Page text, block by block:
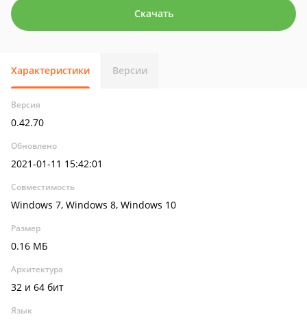
Скачать
Характеристики Версии
Версия
0.42.70
Обновлено
2021-01-11 15:42:01
Совместимость
Windows 7, Windows 8, Windows 10
Размер
0.16 МБ
Архитектура
32 и 64 бит
Язык